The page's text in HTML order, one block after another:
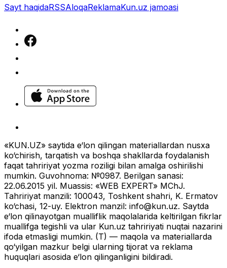
Sayt haqidaRSSAloqaReklamaKun.uz jamoasi
«KUN.UZ» saytida e‘lon qilingan materiallardan nusxa
ko‘chirish, tarqatish va boshqa shakllarda foydalanish
faqat tahririyat yozma roziligi bilan amalga oshirilishi
mumkin. Guvohnoma: №0987. Berilgan sanasi:
22.06.2015 yil. Muassis: «WEB EXPERT» MChJ.
Tahririyat manzili: 100043, Toshkent shahri, K. Ermatov
ko‘chasi, 12-uy. Elektron manzil: info@kun.uz. Saytda
e‘lon qilinayotgan mualliflik maqolalarida keltirilgan fikrlar
muallifga tegishli va ular Kun.uz tahririyati nuqtai nazarini
ifoda etmasligi mumkin. (T) — maqola va materiallarda
qo‘yilgan mazkur belgi ularning tijorat va reklama
huquqlari asosida e‘lon qilinganligini bildiradi.